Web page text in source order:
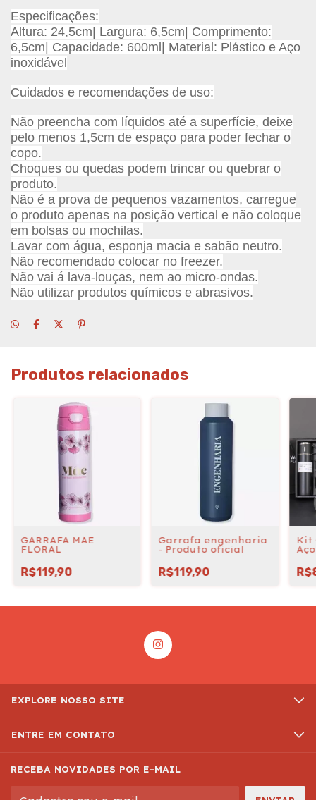
Especificações:
Altura: 24,5cm| Largura: 6,5cm| Comprimento:
6,5cm| Capacidade: 600ml| Material: Plástico e Aço
inoxidável
Cuidados e recomendações de uso:
Não preencha com líquidos até a superfície, deixe
pelo menos 1,5cm de espaço para poder fechar o
copo.
Choques ou quedas podem trincar ou quebrar o
produto.
Não é a prova de pequenos vazamentos, carregue
o produto apenas na posição vertical e não coloque
em bolsas ou mochilas.
Lavar com água, esponja macia e sabão neutro.
Não recomendado colocar no freezer.
Não vai á lava-louças, nem ao micro-ondas.
Não utilizar produtos químicos e abrasivos.
Produtos relacionados
GARRAFA MÃE
FLORAL
R$119,90
Garrafa engenharia
- Produto oficial
R$119,90
Kit
EXPLORE NOSSO SITE
ENTRE EM CONTATO
RECEBA NOVIDADES POR E-MAIL